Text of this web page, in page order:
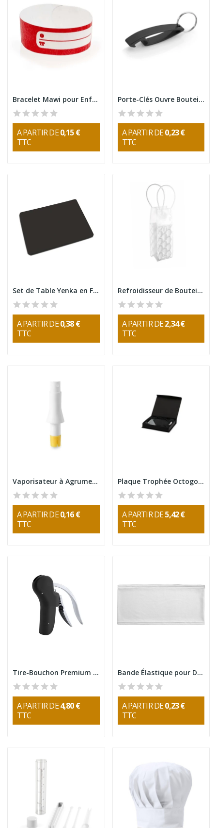
Bracelet Mawi pour Enfant
A PARTIR DE0,15 €
TTC
Porte-Clés Ouvre Bouteille Samo Multifonction
A PARTIR DE0,23 €
TTC
Set de Table Yenka en Feutre
A PARTIR DE0,38 €
TTC
Refroidisseur de Bouteilles Raycon
A PARTIR DE2,34 €
TTC
Vaporisateur à Agrumes Jandres
A PARTIR DE0,16 €
TTC
Plaque Trophée Octogonale en Verre Nelum
A PARTIR DE5,42 €
TTC
Tire-Bouchon Premium Trolex
A PARTIR DE4,80 €
TTC
Bande Élastique pour Dossier de Chaise
A PARTIR DE0,23 €
TTC